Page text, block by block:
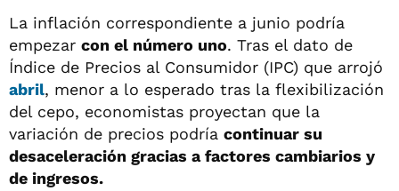
La inflación correspondiente a junio podría
empezar con el número uno. Tras el dato de
Índice de Precios al Consumidor (IPC) que arrojó
abril, menor a lo esperado tras la flexibilización
del cepo, economistas proyectan que la
variación de precios podría continuar su
desaceleración gracias a factores cambiarios y
de ingresos.